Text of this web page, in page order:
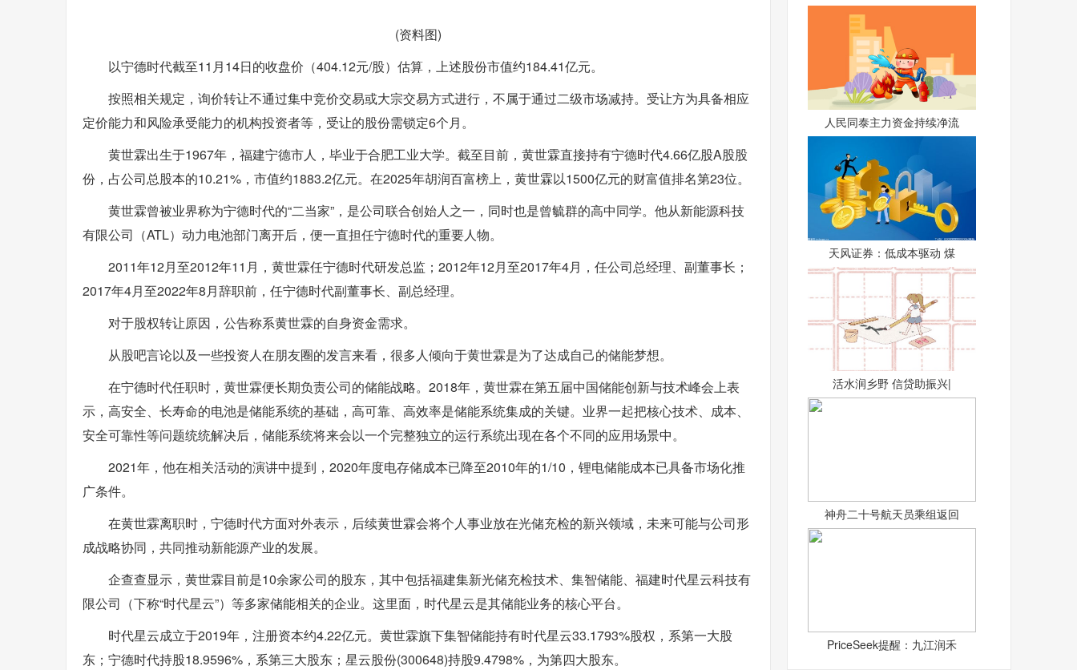
(资料图)
以宁德时代截至11月14日的收盘价（404.12元/股）估算，上述股份市值约184.41亿元。
按照相关规定，询价转让不通过集中竞价交易或大宗交易方式进行，不属于通过二级市场减持。受让方为具备相应
定价能力和风险承受能力的机构投资者等，受让的股份需锁定6个月。
黄世霖出生于1967年，福建宁德市人，毕业于合肥工业大学。截至目前，黄世霖直接持有宁德时代4.66亿股A股股
份，占公司总股本的10.21%，市值约1883.2亿元。在2025年胡润百富榜上，黄世霖以1500亿元的财富值排名第23位。
黄世霖曾被业界称为宁德时代的“二当家”，是公司联合创始人之一，同时也是曾毓群的高中同学。他从新能源科技
有限公司（ATL）动力电池部门离开后，便一直担任宁德时代的重要人物。
2011年12月至2012年11月，黄世霖任宁德时代研发总监；2012年12月至2017年4月，任公司总经理、副董事长；
2017年4月至2022年8月辞职前，任宁德时代副董事长、副总经理。
对于股权转让原因，公告称系黄世霖的自身资金需求。
从股吧言论以及一些投资人在朋友圈的发言来看，很多人倾向于黄世霖是为了达成自己的储能梦想。
在宁德时代任职时，黄世霖便长期负责公司的储能战略。2018年，黄世霖在第五届中国储能创新与技术峰会上表
示，高安全、长寿命的电池是储能系统的基础，高可靠、高效率是储能系统集成的关键。业界一起把核心技术、成本、
安全可靠性等问题统统解决后，储能系统将来会以一个完整独立的运行系统出现在各个不同的应用场景中。
2021年，他在相关活动的演讲中提到，2020年度电存储成本已降至2010年的1/10，锂电储能成本已具备市场化推
广条件。
在黄世霖离职时，宁德时代方面对外表示，后续黄世霖会将个人事业放在光储充检的新兴领域，未来可能与公司形
成战略协同，共同推动新能源产业的发展。
企查查显示，黄世霖目前是10余家公司的股东，其中包括福建集新光储充检技术、集智储能、福建时代星云科技有
限公司（下称“时代星云”）等多家储能相关的企业。这里面，时代星云是其储能业务的核心平台。
时代星云成立于2019年，注册资本约4.22亿元。黄世霖旗下集智储能持有时代星云33.1793%股权，系第一大股
东；宁德时代持股18.9596%，系第三大股东；星云股份(300648)持股9.4798%，为第四大股东。
人民同泰主力资金持续净流
天风证券：低成本驱动 煤
活水润乡野 信贷助振兴|
神舟二十号航天员乘组返回
PriceSeek提醒：九江润禾